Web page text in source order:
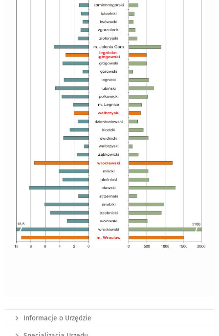
Informacje o Urzędzie